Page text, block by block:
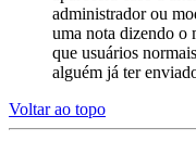
administrador ou
uma nota dizendo o
que usuários
alguém já ter
Voltar ao topo